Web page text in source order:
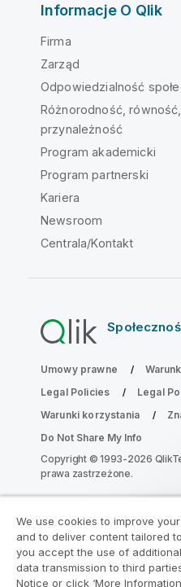
Informacje O Qlik
Firma
Zarząd
Odpowiedzialność
Różnorodność,
przynależność
Program akademicki
Program partnerski
Kariera
Newsroom
Centrala/Kontakt
Umowy prawne
Legal Policies
Legal
Warunki korzystania
Do Not Share My Info
Copyright © 1993-2026
prawa zastrzeżone.
Dołącz do
Analityki
We use cookies to improve
and to deliver content tailored
you accept the use of
data transmission to third
Notice or click ‘More